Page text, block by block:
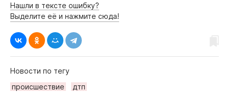
Нашли в тексте ошибку?
Выделите её и нажмите сюда!
Новости по тегу
происшествие
дтп